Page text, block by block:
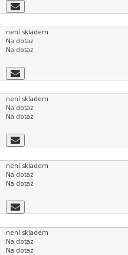
není skladem
Na dotaz
Na dotaz
není skladem
Na dotaz
Na dotaz
není skladem
Na dotaz
Na dotaz
není skladem
Na dotaz
Na dotaz